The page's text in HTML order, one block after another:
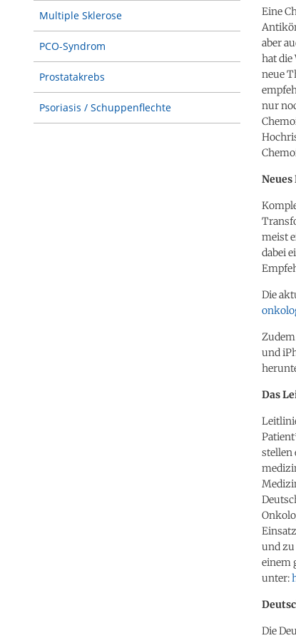
Multiple Sklerose
PCO-Syndrom
Prostatakrebs
Psoriasis / Schuppenflechte
Eine
aber
hat die
neue
nur
meist
dabei
Die
und
Das
stellen
und
einem
unter:
Die